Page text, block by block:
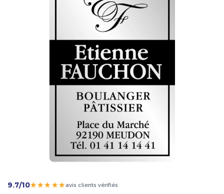
9.7/10★★★★★avis clients vérifiés